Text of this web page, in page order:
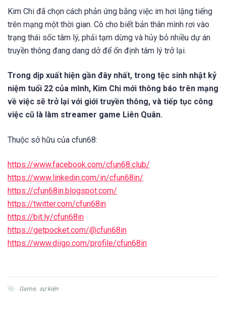
Kim Chi đã chọn cách phản ứng bằng việc im hơi lặng tiếng
trên mạng một thời gian. Cô cho biết bản thân mình rơi vào
trạng thái sốc tâm lý, phải tạm dừng và hủy bỏ nhiều dự án
truyền thông đang dang dở để ổn định tâm lý trở lại.
Trong dịp xuất hiện gần đây nhất, trong tệc sinh nhật kỷ
niệm tuổi 22 của mình, Kim Chi mới thông báo trên mạng
về việc sẽ trở lại với giới truyền thông, và tiếp tục công
việc cũ là làm streamer game Liên Quân.
Thuộc sở hữu của cfun68:
https://www.facebook.com/cfun68.club/
https://www.linkedin.com/in/cfun68in/
https://cfun68in.blogspot.com/
https://twitter.com/cfun68in
https://bit.ly/cfun68in
https://getpocket.com/@cfun68in
https://www.diigo.com/profile/cfun68in
Game, sự kiện